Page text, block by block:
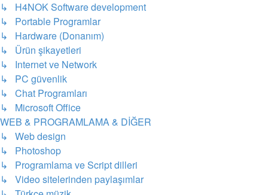
↳ H4NOK Software development
↳ Portable Programlar
↳ Hardware (Donanım)
↳ Ürün şikayetleri
↳ Internet ve Network
↳ PC güvenlik
↳ Chat Programları
↳ Microsoft Office
WEB & PROGRAMLAMA & DİĞER
↳ Web design
↳ Photoshop
↳ Programlama ve Script dilleri
↳ Video sitelerinden paylaşımlar